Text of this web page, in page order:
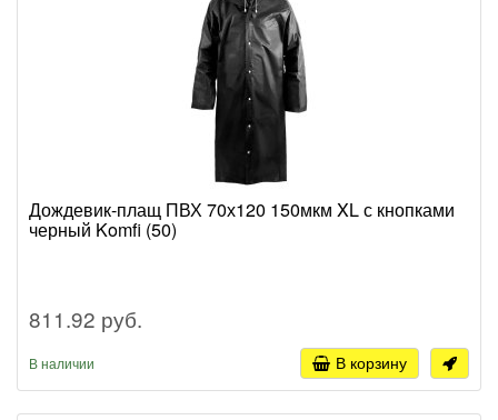
Дождевик-плащ ПВХ 70х120 150мкм XL с кнопками
черный Komfi (50)
811.92 руб.
В наличии В корзину